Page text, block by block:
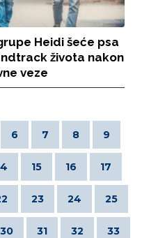
Heidi šeće psa
života nakon
veze
6 7 8 9
15 16 17
23 24 25
30 31 32 33